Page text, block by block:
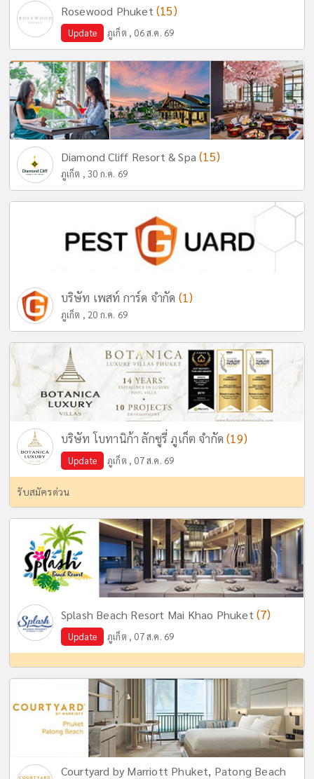
Rosewood Phuket (15)
Update ภูเก็ต , 06 ส.ค. 69
Diamond Cliff Resort & Spa(15)
ภูเก็ต , 30 ก.ค. 69
บริษัท เพสท์ การ์ด จำกัด (1)
ภูเก็ต , 20 ก.ค. 69
บริษัท โบทานิก้า ลักซูรี่ ภูเก็ต จำกัด(19)
Update ภูเก็ต , 07 ส.ค. 69
รับสมัครด่วน
Splash Beach Resort Mai Khao Phuket (7)
Update ภูเก็ต , 07 ส.ค. 69
Courtyard by Marriott Phuket, Patong Beach